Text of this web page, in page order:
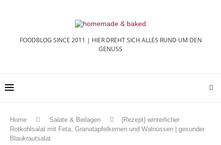
FOODBLOG SINCE 2011 | HIER DREHT SICH ALLES RUND UM DEN
GENUSS
Home Salate & Beilagen
{Rezept} winterlicher
Rotkohlsalat mit Feta, Granatapfelkernen und Walnüssen | gesunder
Blaukrautsalat